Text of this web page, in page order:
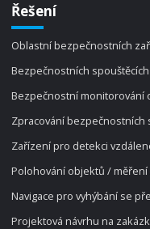
Řešení
Oblastní bezpečnostních
Bezpečnostních
Bezpečnostní monitorování
Zpracování bezpečnostních
Zařízení pro detekci
Polohování objektů /
Navigace pro vyhýbání se
Projektová návrhu na